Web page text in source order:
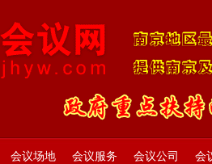
会议场地 会议服务 会议公司 会